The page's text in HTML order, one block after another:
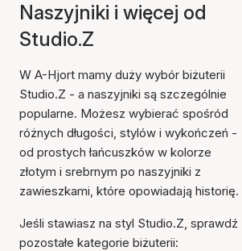
Naszyjniki i więcej od
Studio.Z
W A-Hjort mamy duży wybór biżuterii
Studio.Z - a naszyjniki są szczególnie
popularne. Możesz wybierać spośród
różnych długości, stylów i wykończeń -
od prostych łańcuszków w kolorze
złotym i srebrnym po naszyjniki z
zawieszkami, które opowiadają historię.
Jeśli stawiasz na styl Studio.Z, sprawdź
pozostałe kategorie biżuterii: